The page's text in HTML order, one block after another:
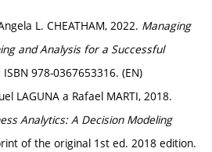
L. CHEATHAM, 2022. Managing
and Analysis for a Successful
978-0367653316. (EN)
LAGUNA a Rafael MARTI, 2018.
Analytics: A Decision Modeling
of the original 1st ed. 2018 edition.